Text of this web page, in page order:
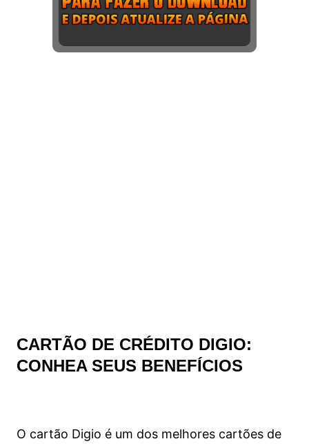
CARTÃO DE CRÉDITO DIGIO:
CONHEA SEUS BENEFÍCIOS
O cartão Digio é um dos melhores cartões de